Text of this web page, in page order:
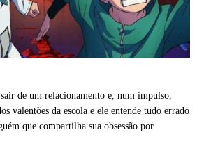
de um relacionamento e, num impulso,
valentões da escola e ele entende tudo errado
que compartilha sua obsessão por